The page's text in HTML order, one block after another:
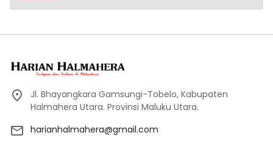
Jl. Bhayangkara Gamsungi-Tobelo, Kabupaten
Halmahera Utara. Provinsi Maluku Utara.
harianhalmahera@gmail.com